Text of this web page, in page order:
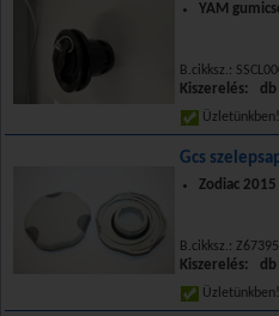
YAM
B.cikksz.:
Kiszerelés: db
Gcs
Zodiac
B.cikksz.:
Kiszerelés: db